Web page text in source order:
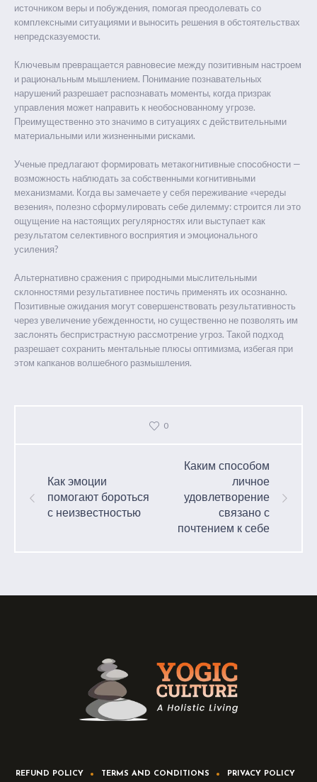
источником веры и побуждения, помогая преодолевать со
комплексными ситуациями и выносить решения в обстоятельствах
непредсказуемости.
Ключевым превращается равновесие между позитивным настроем
и рациональным мышлением. Понимание познавательных
нарушений разрешает распознавать моменты, когда призрак
управления может направить к необоснованному угрозе.
Преимущественно это значимо в ситуациях с действительными
материальными или жизненными рисками.
Ученые предлагают формировать метакогнитивные способности —
возможность наблюдать за собственными когнитивными
механизмами. Когда вы замечаете у себя переживание «череды
везения», полезно сформулировать себе дилемму: строится ли это
ощущение на настоящих регулярностях или выступает как
результатом селективного восприятия и эмоционального
усиления?
Альтернативно сражения с природными мыслительными
склонностями результативнее постичь применять их осознанно.
Позитивные ожидания могут совершенствовать результативность
через увеличение убежденности, но существенно не позволять им
заслонять беспристрастную рассмотрение угроз. Такой подход
разрешает сохранить ментальные плюсы оптимизма, избегая при
этом капканов волшебного размышления.
0
Как эмоции
помогают бороться
с неизвестностью
Каким способом
личное
удовлетворение
связано с
почтением к себе
REFUND POLICY TERMS AND CONDITIONS PRIVACY POLICY